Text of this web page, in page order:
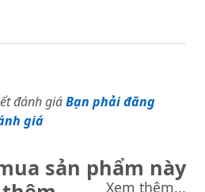
đánh giáBạn phải đăng
giá
sản phẩm này
Xem thêm...